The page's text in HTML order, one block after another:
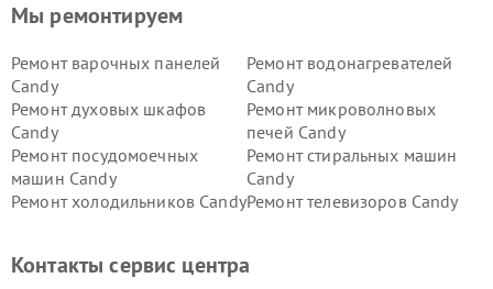
Мы ремонтируем
Ремонт варочных панелей
Candy
Ремонт водонагревателей
Candy
Ремонт духовых шкафов
Candy
Ремонт микроволновых
печей Candy
Ремонт посудомоечных
машин Candy
Ремонт стиральных машин
Candy
Ремонт холодильников CandyРемонт телевизоров Candy
Контакты сервис центра